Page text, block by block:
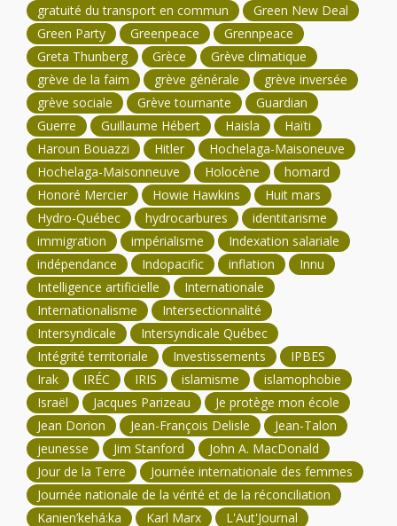
gratuité du transport en commun
Green New Deal
Green Party
Greenpeace
Grennpeace
Greta Thunberg
Grèce
Grève climatique
grève de la faim
grève générale
grève inversée
grève sociale
Grève tournante
Guardian
Guerre
Guillaume Hébert Haisla
Haïti
Haroun Bouazzi
Hitler
Hochelaga-Maisoneuve
Hochelaga-Maisonneuve
Holocène
homard
Honoré Mercier
Howie Hawkins
Huit mars
Hydro-Québec
hydrocarbures
identitarisme
immigration
impérialisme
Indexation salariale
indépendance
Indopacific inflation
Innu
Intelligence artificielle
Internationale
Internationalisme
Intersectionnalité
Intersyndicale
Intersyndicale Québec
Intégrité territoriale
Investissements
IPBES
Irak
IRÉC IRIS islamisme
islamophobie
Israël
Jacques Parizeau
Je protège mon école
Jean Dorion
Jean-François Delisle
Jean-Talon
jeunesse
Jim Stanford
John A. MacDonald
Jour de la Terre
Journée internationale des femmes
Journée nationale de la vérité et de la réconciliation
Kanien’kehá:ka
Karl Marx L'Aut'Journal